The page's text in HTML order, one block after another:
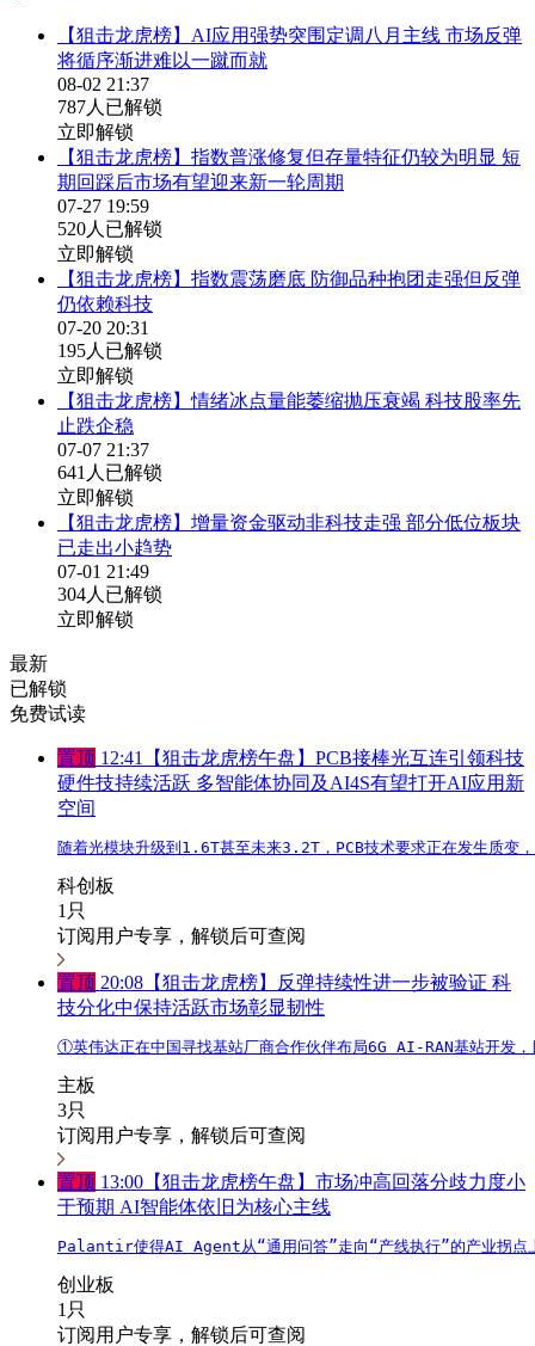
【狙击龙虎榜】AI应用强势突围定调八月主线 市场反弹
将循序渐进难以一蹴而就
08-02 21:37
787人已解锁
立即解锁
【狙击龙虎榜】指数普涨修复但存量特征仍较为明显 短
期回踩后市场有望迎来新一轮周期
07-27 19:59
520人已解锁
立即解锁
【狙击龙虎榜】指数震荡磨底 防御品种抱团走强但反弹
仍依赖科技
07-20 20:31
195人已解锁
立即解锁
【狙击龙虎榜】情绪冰点量能萎缩抛压衰竭 科技股率先
止跌企稳
07-07 21:37
641人已解锁
立即解锁
【狙击龙虎榜】增量资金驱动非科技走强 部分低位板块
已走出小趋势
07-01 21:49
304人已解锁
立即解锁
最新
已解锁
免费试读
置顶 12:41
【狙击龙虎榜午盘】PCB接棒光互连引领科技
硬件技持续活跃 多智能体协同及AI4S有望打开AI应用新
空间
随着光模块升级到1.6T甚至未来3.2T，PCB技术要求正在发生质变
科创板
1只
订阅用户专享，解锁后可查阅
置顶 20:08 【狙击龙虎榜】反弹持续性进一步被验证 科
技分化中保持活跃市场彰显韧性
①英伟达正在中国寻找基站厂商合作伙伴布局6G AI-RAN基站开发
主板
3只
订阅用户专享，解锁后可查阅
置顶 13:00 【狙击龙虎榜午盘】市场冲高回落分歧力度小
于预期 AI智能体依旧为核心主线
Palantir使得AI Agent从“通用问答”走向“产线执行”的产业拐点上
创业板
1只
订阅用户专享，解锁后可查阅